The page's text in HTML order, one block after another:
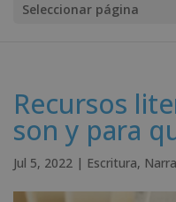
Seleccionar página
Recursos
son y para
Jul 5, 2022 | Escritura,